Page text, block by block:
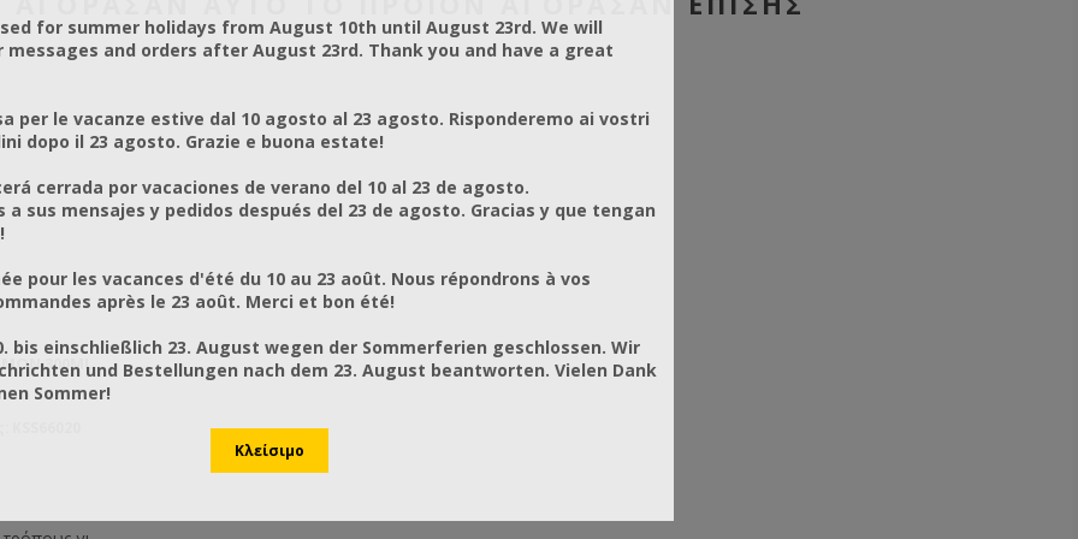
300ML
for summer holidays from August 10th until August 23rd. We will
messages and orders after August 23rd. Thank you and have a great
per le vacanze estive dal 10 agosto al 23 agosto. Risponderemo ai vostri
dopo il 23 agosto. Grazie e buona estate!
cerrada por vacaciones de verano del 10 al 23 de agosto.
a sus mensajes y pedidos después del 23 de agosto. Gracias y que tengan
pour les vacances d'été du 10 au 23 août. Nous répondrons à vos
après le 23 août. Merci et bon été!
bis einschließlich 23. August wegen der Sommerferien geschlossen. Wir
und Bestellungen nach dem 23. August beantworten. Vielen Dank
Sommer!